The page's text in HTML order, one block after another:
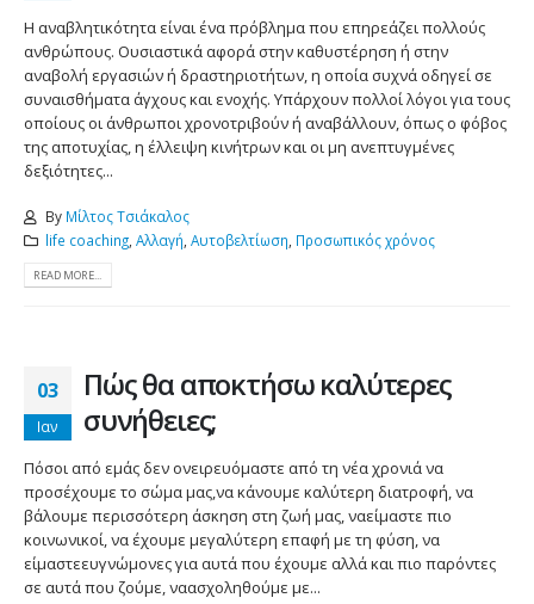
Η αναβλητικότητα είναι ένα πρόβλημα που επηρεάζει πολλούς
ανθρώπους. Ουσιαστικά αφορά στην καθυστέρηση ή στην
αναβολή εργασιών ή δραστηριοτήτων, η οποία συχνά οδηγεί σε
συναισθήματα άγχους και ενοχής. Υπάρχουν πολλοί λόγοι για τους
οποίους οι άνθρωποι χρονοτριβούν ή αναβάλλουν, όπως ο φόβος
της αποτυχίας, η έλλειψη κινήτρων και οι μη ανεπτυγμένες
δεξιότητες...
By Μίλτος Τσιάκαλος
life coaching, Αλλαγή, Αυτοβελτίωση, Προσωπικός χρόνος
READ MORE...
03
Ιαν
Πώς θα αποκτήσω καλύτερες
συνήθειες;
Πόσοι από εμάς δεν ονειρευόμαστε από τη νέα χρονιά να
προσέχουμε το σώμα μας,να κάνουμε καλύτερη διατροφή, να
βάλουμε περισσότερη άσκηση στη ζωή μας, ναείμαστε πιο
κοινωνικοί, να έχουμε μεγαλύτερη επαφή με τη φύση, να
είμαστεευγνώμονες για αυτά που έχουμε αλλά και πιο παρόντες
σε αυτά που ζούμε, ναασχοληθούμε με...